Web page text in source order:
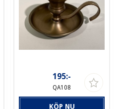
195:-
QA108
KÖP NU